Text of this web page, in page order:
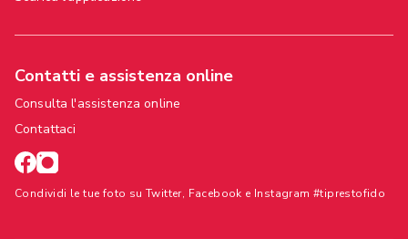
Contatti e assistenza online
Consulta l'assistenza online
Contattaci
Condividi le tue foto su Twitter, Facebook e Instagram #tiprestofido